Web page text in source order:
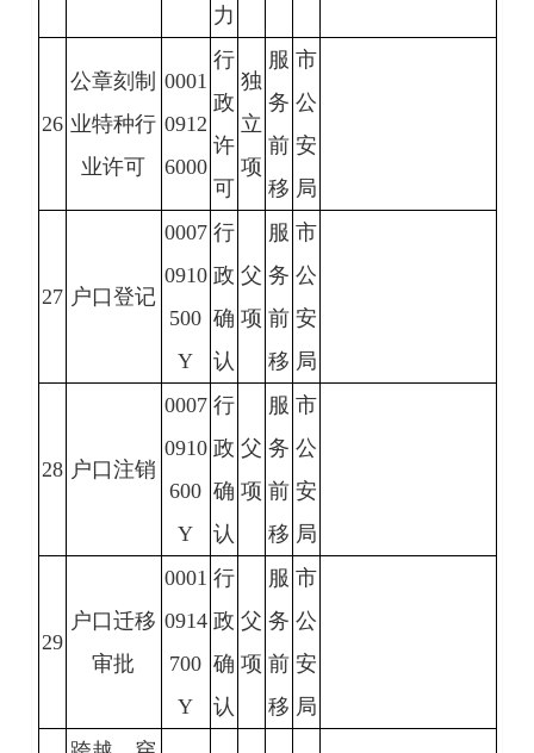
力
26
公章刻制
业特种行
业许可
0001
0912
6000
行
政
许
可
独
立
项
服
务
前
移
市
公
安
局
27 户口登记
0007
0910
500
Y
行
政
确
认
父
项
服
务
前
移
市
公
安
局
28 户口注销
0007
0910
600
Y
行
政
确
认
父
项
服
务
前
移
市
公
安
局
29
户口迁移
审批
0001
0914
700
Y
行
政
确
认
父
项
服
务
前
移
市
公
安
局